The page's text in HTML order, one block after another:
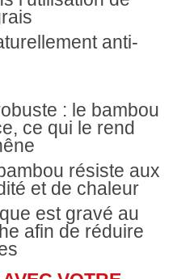
anti-
: le bambou
ce qui le rend
résiste aux
et de chaleur
est gravé au
afin de réduire